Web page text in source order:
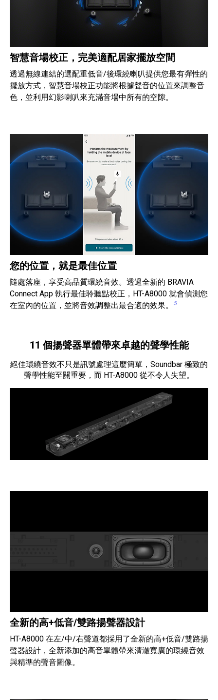
智慧音場校正，完美適配居家擺放空間
透過無線連結的選配重低音/後環繞喇叭提供您最有彈性的
擺放方式，智慧音場校正功能將根據聲音的位置來調整音
色，並利用幻影喇叭來充滿音場中所有的空隙。
您的位置，就是最佳位置
隨處落座，享受高品質環繞音效。透過全新的 BRAVIA
Connect App 執行最佳聆聽點校正，HT-A8000 就會偵測您
在室內的位置，並將音效調整出最合適的效果。
5
11 個揚聲器單體帶來卓越的聲學性能
絕佳環繞音效不只是訊號處理這麼簡單，Soundbar 極致的
聲學性能至關重要，而 HT-A8000 從不令人失望。
全新的高+低音/雙路揚聲器設計
HT-A8000 在左/中/右聲道都採用了全新的高+低音/雙路揚
聲器設計，全新添加的高音單體帶來清澈寬廣的環繞音效
與精準的聲音圖像。